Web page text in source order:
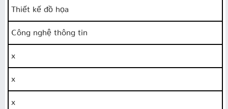
Thiết kế đồ họa
Công nghệ thông tin
x
x
x